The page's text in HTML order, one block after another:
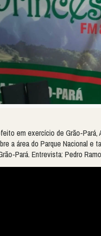
em exercício de Grão-
a área do Parque Nacional e
Pará. Entrevista: Pedro